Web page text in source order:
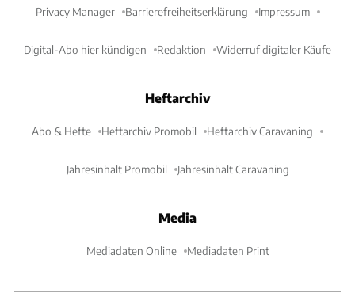
Privacy Manager Barrierefreiheitserklärung Impressum
Digital-Abo hier kündigen Redaktion Widerruf digitaler Käufe
Heftarchiv
Abo & Hefte Heftarchiv Promobil Heftarchiv Caravaning
Jahresinhalt Promobil Jahresinhalt Caravaning
Media
Mediadaten Online Mediadaten Print